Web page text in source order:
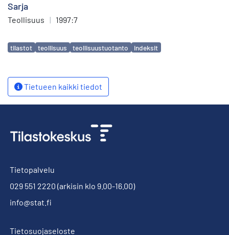
Sarja
Teollisuus | 1997:7
Avainsanat
tilastot teollisuus teollisuustuotanto indeksit
Tietueen kaikki tiedot
Tietopalvelu
029 551 2220 (arkisin klo 9.00-16.00)
info@stat.fi
Tietosuojaseloste